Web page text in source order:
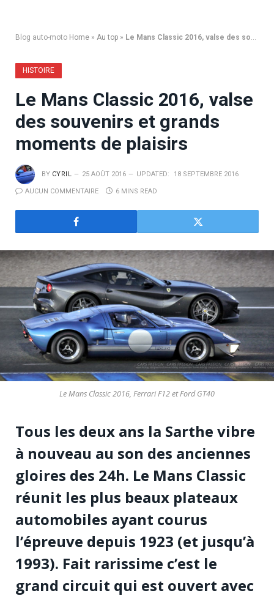
Blog auto-moto Home » Au top » Le Mans Classic 2016, valse des souvenirs et grands moments de plaisirs
HISTOIRE
Le Mans Classic 2016, valse
des souvenirs et grands
moments de plaisirs
BY CYRIL 25 AOÛT 2016 UPDATED: 18 SEPTEMBRE 2016
AUCUN COMMENTAIRE 6 MINS READ
Le Mans Classic 2016, Ferrari F12 et Ford GT40
Tous les deux ans la Sarthe vibre
à nouveau au son des anciennes
gloires des 24h. Le Mans Classic
réunit les plus beaux plateaux
automobiles ayant courus
l’épreuve depuis 1923 (et jusqu’à
1993). Fait rarissime c’est le
grand circuit qui est ouvert avec